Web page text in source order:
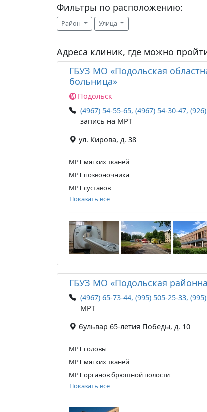
Фильтры по расположению:
Район Улица
Адреса клиник, где можно
ГБУЗ МО «Подольская
больница»
Подольск
(4967) 54-55-65, (4967) 54-30-47,
запись на МРТ
ул. Кирова, д. 38
МРТ мягких тканей
МРТ позвоночника
МРТ суставов
Показать все
ГБУЗ МО «Подольская
(4967) 65-73-44, (995) 505-25-33,
МРТ
бульвар 65-летия Победы, д. 10
МРТ головы
МРТ мягких тканей
МРТ органов брюшной полости
Показать все